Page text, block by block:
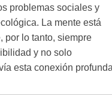
problemas sociales y
La mente está
por lo tanto, siempre
y no solo
esta conexión